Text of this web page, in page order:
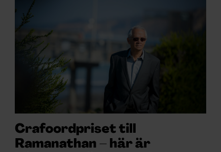
Crafoordpriset till
Ramanathan – här är